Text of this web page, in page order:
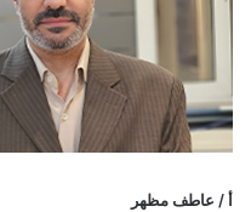
أ / عاطف مظهر